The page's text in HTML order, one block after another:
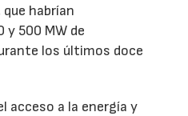
habrían
500 MW de
los últimos doce
acceso a la energía y